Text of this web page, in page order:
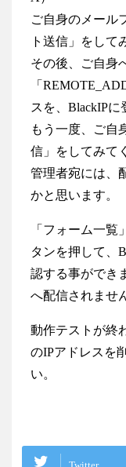
ご自身のメール
ト送信」をして
その後、ご自身
「
スを、BlackIPに
もう一度、ご自
信」をしてみて
管理者宛には、
かと思います。
「フォーム一
タンを押して、
認する事ができ
へ配信されませ
動作テストが終
のIPアドレスを
い。